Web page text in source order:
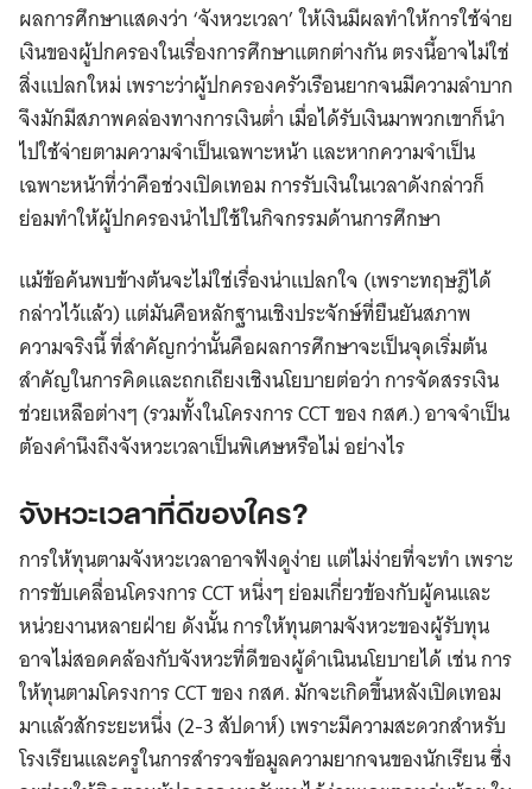
ผลการศึกษาแสดงว่า ‘จังหวะเวลา’ ให้เงินมีผลทำให้การใช้จ่าย
เงินของผู้ปกครองในเรื่องการศึกษาแตกต่างกัน ตรงนี้อาจไม่ใช่
สิ่งแปลกใหม่ เพราะว่าผู้ปกครองครัวเรือนยากจนมีความลำบาก
จึงมักมีสภาพคล่องทางการเงินต่ำ เมื่อได้รับเงินมาพวกเขาก็นำ
ไปใช้จ่ายตามความจำเป็นเฉพาะหน้า และหากความจำเป็น
เฉพาะหน้าที่ว่าคือช่วงเปิดเทอม การรับเงินในเวลาดังกล่าวก็
ย่อมทำให้ผู้ปกครองนำไปใช้ในกิจกรรมด้านการศึกษา
แม้ข้อค้นพบข้างต้นจะไม่ใช่เรื่องน่าแปลกใจ (เพราะทฤษฎีได้
กล่าวไว้แล้ว) แต่มันคือหลักฐานเชิงประจักษ์ที่ยืนยันสภาพ
ความจริงนี้ ที่สำคัญกว่านั้นคือผลการศึกษาจะเป็นจุดเริ่มต้น
สำคัญในการคิดและถกเถียงเชิงนโยบายต่อว่า การจัดสรรเงิน
ช่วยเหลือต่างๆ (รวมทั้งในโครงการ CCT ของ กสศ.) อาจจำเป็น
ต้องคำนึงถึงจังหวะเวลาเป็นพิเศษหรือไม่ อย่างไร
จังหวะเวลาที่ดีของใคร?
การให้ทุนตามจังหวะเวลาอาจฟังดูง่าย แต่ไม่ง่ายที่จะทำ เพราะ
การขับเคลื่อนโครงการ CCT หนึ่งๆ ย่อมเกี่ยวข้องกับผู้คนและ
หน่วยงานหลายฝ่าย ดังนั้น การให้ทุนตามจังหวะของผู้รับทุน
อาจไม่สอดคล้องกับจังหวะที่ดีของผู้ดำเนินนโยบายได้ เช่น การ
ให้ทุนตามโครงการ CCT ของ กสศ. มักจะเกิดขึ้นหลังเปิดเทอม
มาแล้วสักระยะหนึ่ง (2-3 สัปดาห์) เพราะมีความสะดวกสำหรับ
โรงเรียนและครูในการสำรวจข้อมูลความยากจนของนักเรียน ซึ่ง